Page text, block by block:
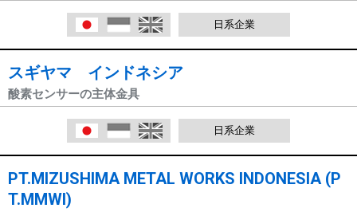
日本語 Indonesia 日系企業
スギヤマ インドネシア
酸素センサーの主体金具
日本語 Indonesia 日系企業
PT.MIZUSHIMA METAL WORKS INDONESIA (P
T.MMWI)